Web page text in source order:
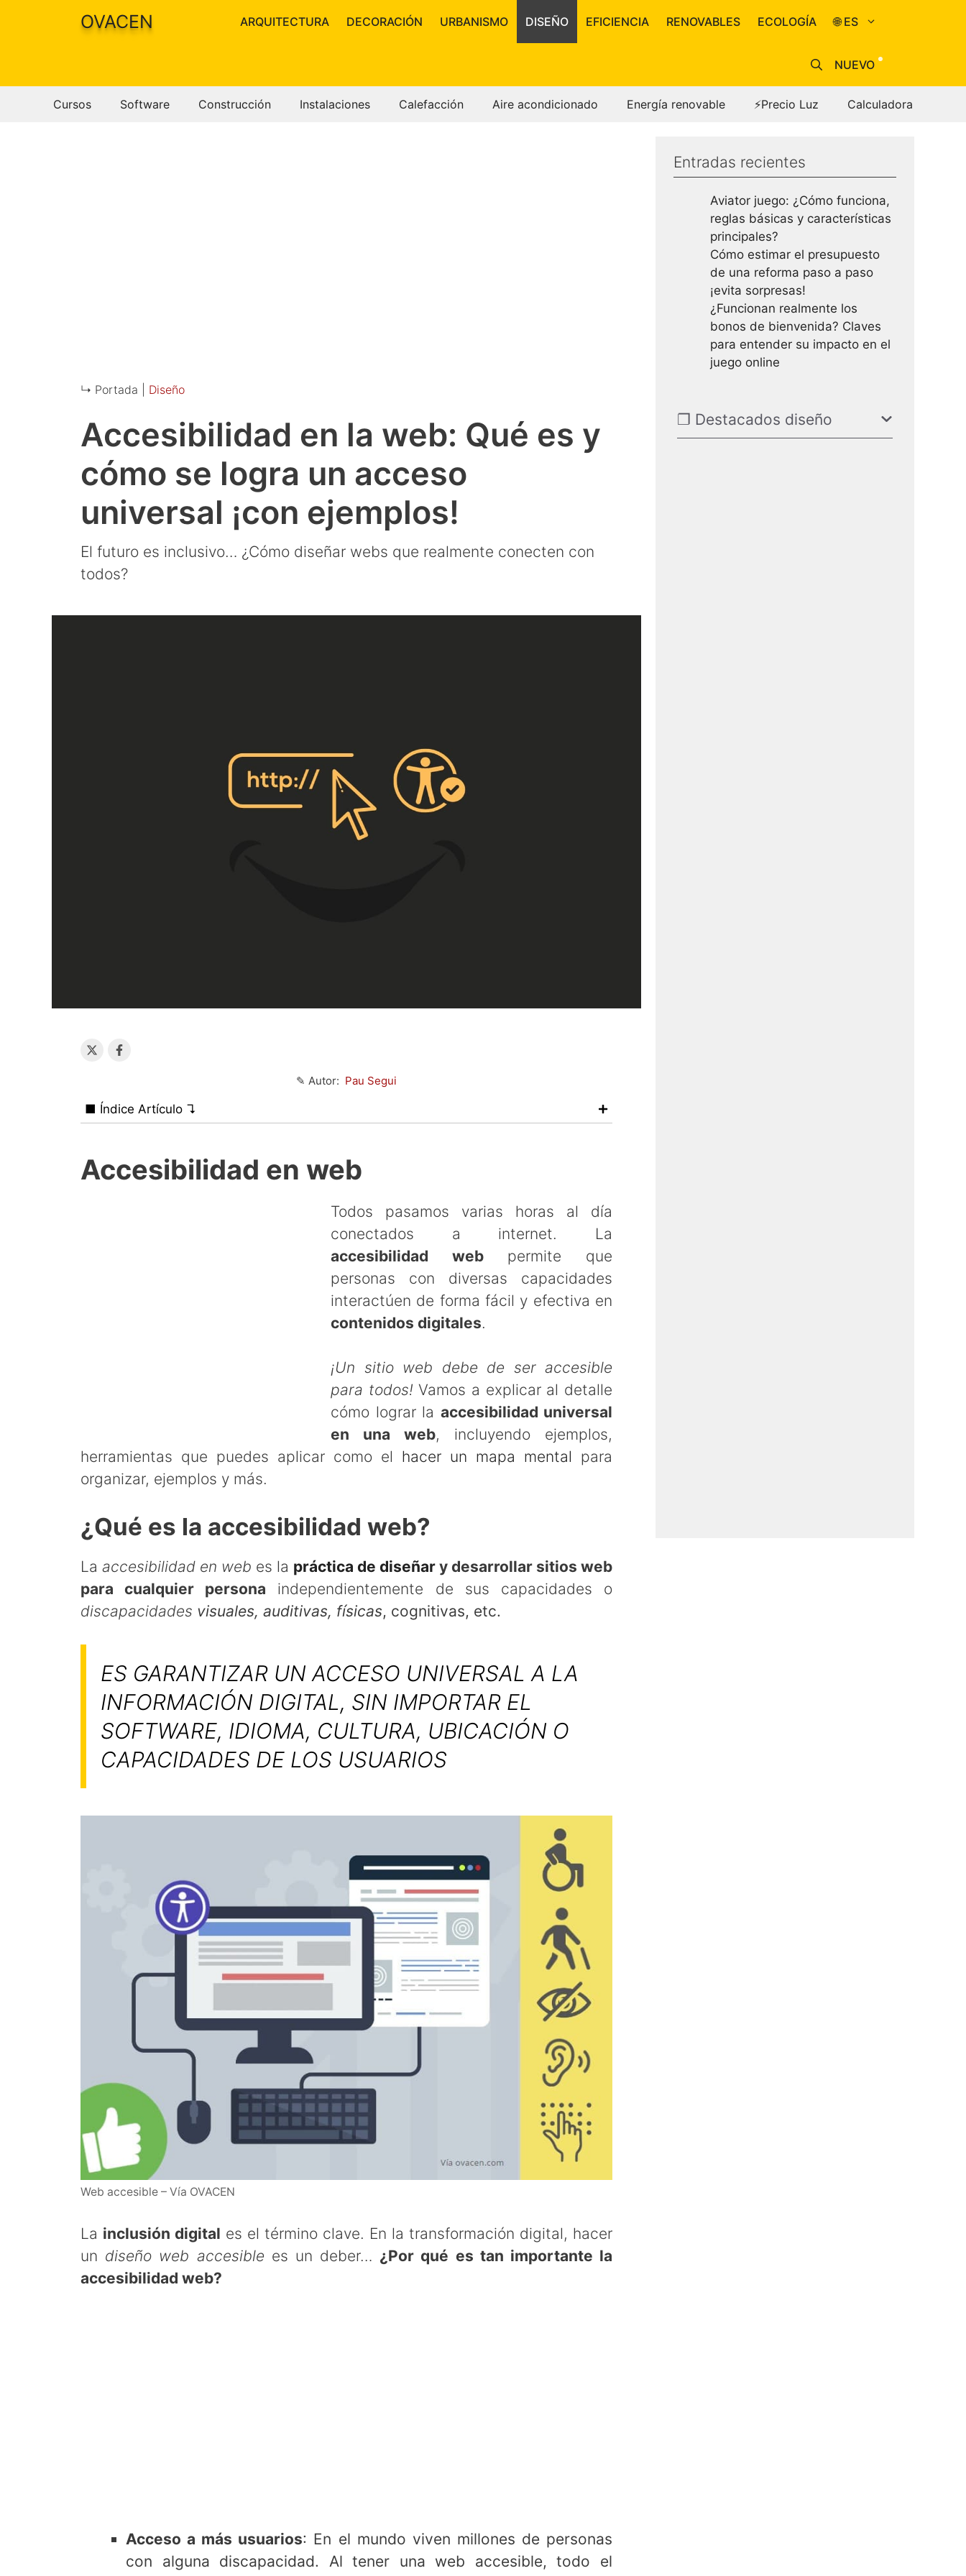
OVACEN ARQUITECTURA DECORACIÓN URBANISMO DISEÑO EFICIENCIA RENOVABLES ECOLOGÍA 🌐 ES
NUEVO
Cursos Software Construcción Instalaciones Calefacción Aire acondicionado Energía renovable ⚡Precio Luz Calculadora
↳ Portada | Diseño
Accesibilidad en la web: Qué es y
cómo se logra un acceso
universal ¡con ejemplos!
El futuro es inclusivo… ¿Cómo diseñar webs que realmente conecten con
todos?
✎ Autor: Pau Segui
■ Índice Artículo ↴
Accesibilidad en web
Todos pasamos varias horas al día
conectados a internet. La
accesibilidad webpermite que
personas con diversas capacidades
interactúen de forma fácil y efectiva en
contenidos digitales.
¡Un sitio web debe de ser accesible
para todos! Vamos a explicar al detalle
cómo lograr la accesibilidad universal
en una web, incluyendo ejemplos,
herramientas que puedes aplicar como el hacer un mapa mental para
organizar, ejemplos y más.
¿Qué es la accesibilidad web?
La accesibilidad en web es la práctica de diseñar y desarrollar sitios web
para cualquier persona independientemente de sus capacidades o
discapacidades visuales, auditivas, físicas, cognitivas, etc.
ES GARANTIZAR UN ACCESO UNIVERSAL A LA
INFORMACIÓN DIGITAL, SIN IMPORTAR EL
SOFTWARE, IDIOMA, CULTURA, UBICACIÓN O
CAPACIDADES DE LOS USUARIOS
Web accesible – Vía OVACEN
La inclusión digital es el término clave. En la transformación digital, hacer
un diseño web accesible es un deber… ¿Por qué es tan importante la
accesibilidad web?
Acceso a más usuarios: En el mundo viven millones de personas
con alguna discapacidad. Al tener una web accesible, todo el
Entradas recientes
Aviator juego: ¿Cómo funciona,
reglas básicas y características
principales?
Cómo estimar el presupuesto
de una reforma paso a paso
¡evita sorpresas!
¿Funcionan realmente los
bonos de bienvenida? Claves
para entender su impacto en el
juego online
❐ Destacados diseño